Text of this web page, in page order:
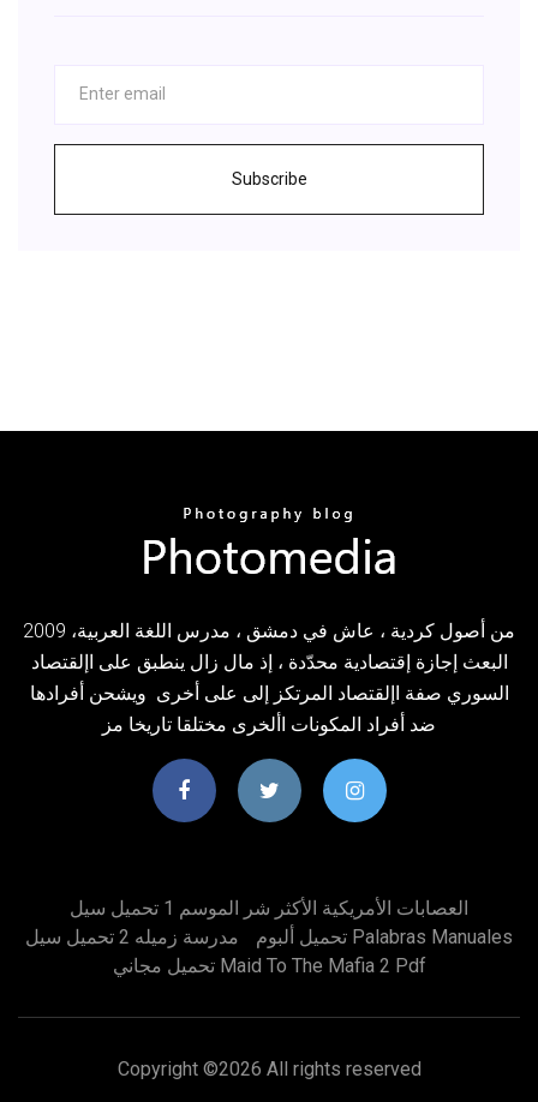
Subscribe
2009 ‫من أصول كردية ‪ ،‬عاش في‬ ‫دمشق ‪ ،‬مدرس اللغة العربية‪،‬‬
‫البعث‬ ‫إجازة‬ ‫إقتصادية محدّدة ‪ ،‬إذ مال زال ينطبق على اإلقتصاد
السوري صفة اإلقتصاد المرتكز إلى‬ على أخرى ‫ ويشحن أفرادها
ضد أفراد المكونات األخرى مختلقا تاريخا مز
العصابات الأمريكية الأكثر شر الموسم 1 تحميل سيل
مدرسة زميله 2 تحميل سيل
تحميل ألبوم Palabras Manuales
تحميل مجاني Maid To The Mafia 2 Pdf
Copyright ©2026 All rights reserved